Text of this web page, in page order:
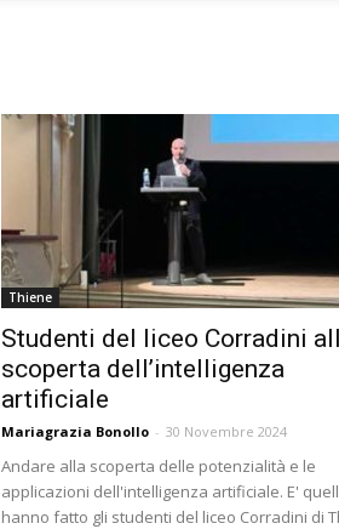
Thiene
Studenti del liceo Corradini
scoperta dell’intelligenza
artificiale
Mariagrazia Bonollo - 30 Novembre 2024
Andare alla scoperta delle potenzialità e le
applicazioni dell'intelligenza artificiale. E'
hanno fatto gli studenti del liceo Corradini di